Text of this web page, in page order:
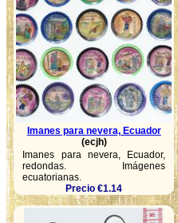
Imanes para nevera, Ecuador
(ecjh)
Imanes para nevera, Ecuador,
redondas. Imágenes
ecuatorianas.
Precio €1.14